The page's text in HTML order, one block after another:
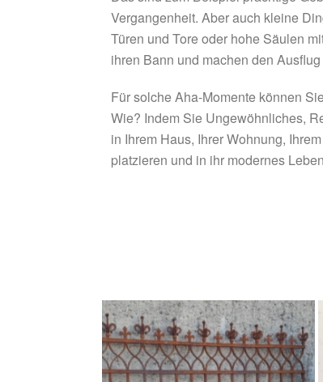
Vergangenheit. Aber auch kleine
Türen und Tore oder hohe Säulen
ihren Bann und machen den
Für solche Aha-Momente können
Wie? Indem Sie Ungewöhnliches,
in Ihrem Haus, Ihrer Wohnung,
platzieren und in ihr modernes